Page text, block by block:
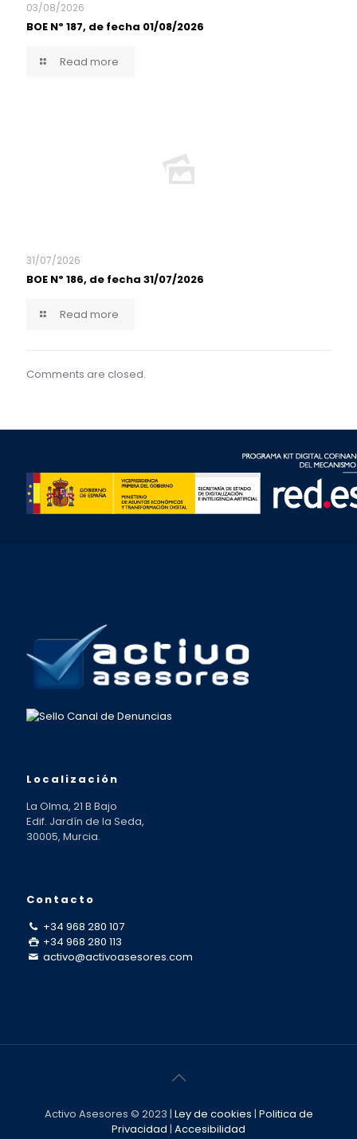
03/08/2026
BOE Nº 187, de fecha 01/08/2026
Read more
31/07/2026
BOE Nº 186, de fecha 31/07/2026
Read more
Comments are closed.
Localización
La Olma, 21 B Bajo
Edif. Jardín de la Seda,
30005, Murcia.
Contacto
+34 968 280 107
+34 968 280 113
activo@activoasesores.com
Activo Asesores © 2023 | Ley de cookies | Politica de
Privacidad | Accesibilidad